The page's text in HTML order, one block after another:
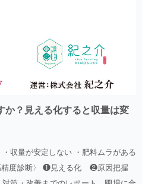
か？見える化すると収量は変
・収量が安定しない ・肥料ムラがある
精度診断〉 ❶見える化 ❷原因把握